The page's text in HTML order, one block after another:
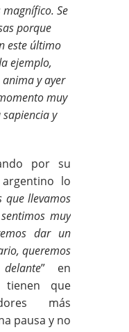
magnífico. Se
porque
este último
ejemplo,
y ayer
muy
y
por su
lo
que llevamos
muy
dar un
queremos
” en
que
más
pausa y no